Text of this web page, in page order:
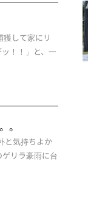
して家にリ
！！」と、一
。
と気持ちよか
リラ豪雨に台